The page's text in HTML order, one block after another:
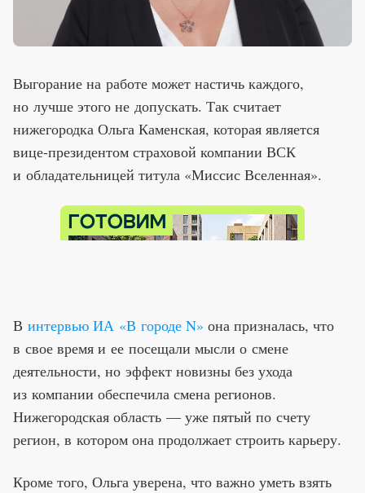
Выгорание на работе может настичь каждого,
но лучше этого не допускать. Так считает
нижегородка Ольга Каменская, которая является
вице-президентом страховой компании ВСК
и обладательницей титула «Миссис Вселенная».
В интервью ИА «В городе N» она призналась, что
в свое время и ее посещали мысли о смене
деятельности, но эффект новизны без ухода
из компании обеспечила смена регионов.
Нижегородская область — уже пятый по счету
регион, в котором она продолжает строить карьеру.
Кроме того, Ольга уверена, что важно уметь взять